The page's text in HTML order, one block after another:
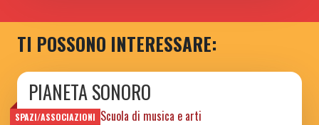
TI POSSONO INTERESSARE:
SPAZI/ASSOCIAZIONI
PIANETA SONORO
Spazio sociale e Scuola di musica e arti